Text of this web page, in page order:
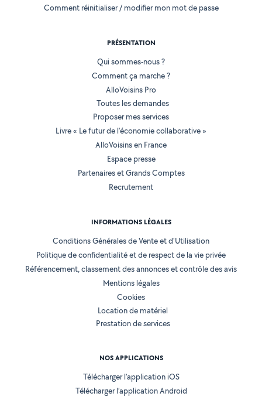
Comment réinitialiser / modifier mon mot de passe
PRÉSENTATION
Qui sommes-nous ?
Comment ça marche ?
AlloVoisins Pro
Toutes les demandes
Proposer mes services
Livre « Le futur de l'économie collaborative »
AlloVoisins en France
Espace presse
Partenaires et Grands Comptes
Recrutement
INFORMATIONS LÉGALES
Conditions Générales de Vente et d'Utilisation
Politique de confidentialité et de respect de la vie privée
Référencement, classement des annonces et contrôle des avis
Mentions légales
Cookies
Location de matériel
Prestation de services
NOS APPLICATIONS
Télécharger l’application iOS
Télécharger l’application Android